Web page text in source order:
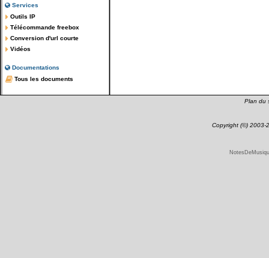
Services
Outils IP
Télécommande freebox
Conversion d'url courte
Vidéos
Documentations
Tous les documents
Plan du
Copyright (©) 2003-